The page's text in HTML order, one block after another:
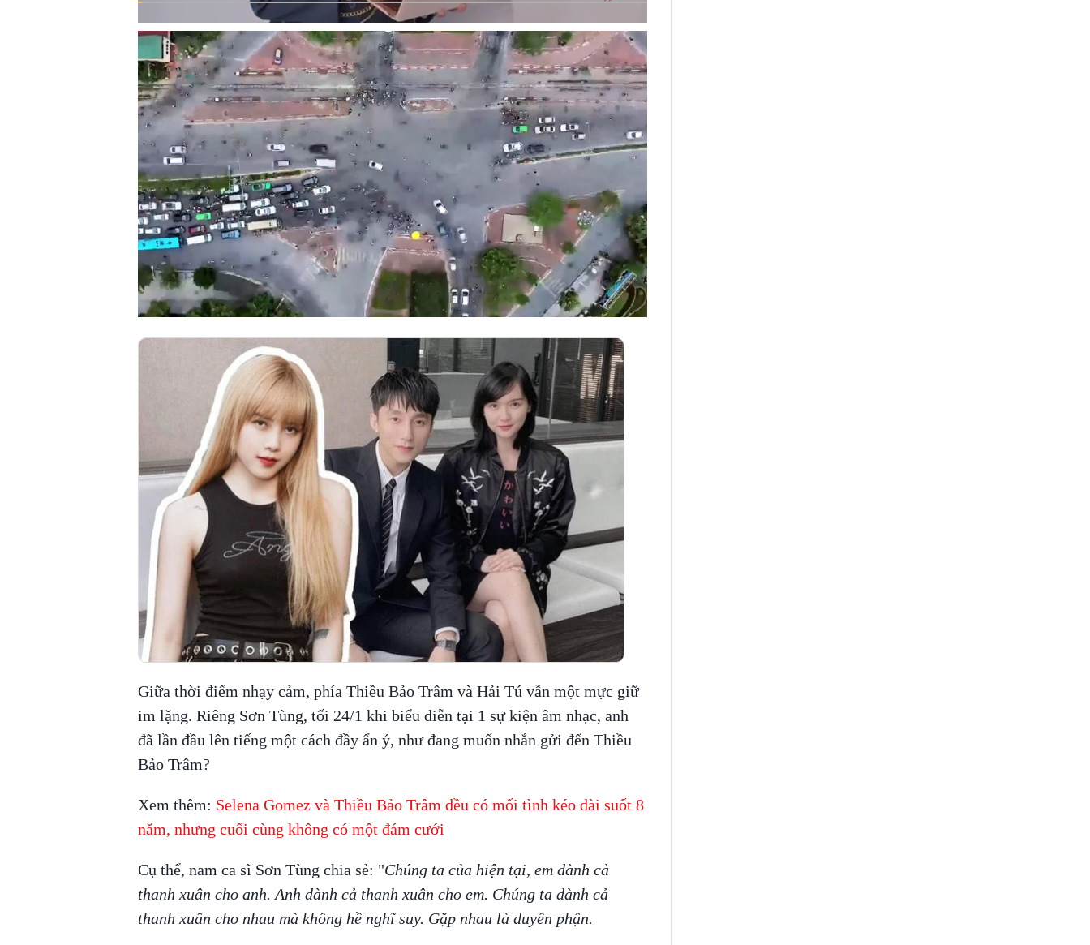
Giữa thời điểm nhạy cảm, phía Thiều Bảo Trâm và Hải Tú vẫn một mực giữ
im lặng. Riêng Sơn Tùng, tối 24/1 khi biểu diễn tại 1 sự kiện âm nhạc, anh
đã lần đầu lên tiếng một cách đầy ẩn ý, như đang muốn nhắn gửi đến Thiều
Bảo Trâm?
Xem thêm: Selena Gomez và Thiều Bảo Trâm đều có mối tình kéo dài suốt 8
năm, nhưng cuối cùng không có một đám cưới
Cụ thể, nam ca sĩ Sơn Tùng chia sẻ: "Chúng ta của hiện tại, em dành cả
thanh xuân cho anh. Anh dành cả thanh xuân cho em. Chúng ta dành cả
thanh xuân cho nhau mà không hề nghĩ suy. Gặp nhau là duyên phận.